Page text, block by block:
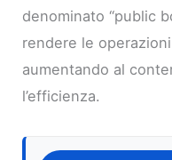
denominato “public
rendere le
aumentando al
l’efficienza.